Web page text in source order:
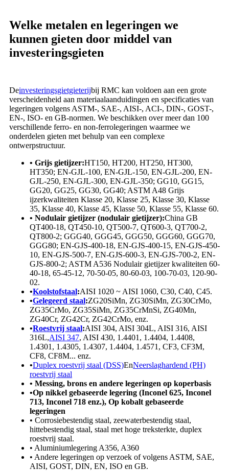
Welke metalen en legeringen we
kunnen gieten door middel van
investeringsgieten
Deinvesteringsgietgieterijbij RMC kan voldoen aan een grote
verscheidenheid aan materiaalaanduidingen en specificaties van
legeringen volgens ASTM-, SAE-, AISI-, ACI-, DIN-, GOST-,
EN-, ISO- en GB-normen. We beschikken over meer dan 100
verschillende ferro- en non-ferrolegeringen waarmee we
onderdelen gieten met behulp van een complexe
ontwerpstructuur.
• Grijs gietijzer:HT150, HT200, HT250, HT300,
HT350; EN-GJL-100, EN-GJL-150, EN-GJL-200, EN-
GJL-250, EN-GJL-300, EN-GJL-350; GG10, GG15,
GG20, GG25, GG30, GG40; ASTM A48 Grijs
ijzerkwaliteiten Klasse 20, Klasse 25, Klasse 30, Klasse
35, Klasse 40, Klasse 45, Klasse 50, Klasse 55, Klasse 60.
• Nodulair gietijzer (nodulair gietijzer):China GB
QT400-18, QT450-10, QT500-7, QT600-3, QT700-2,
QT800-2; GGG40, GGG45, GGG50, GGG60, GGG70,
GGG80; EN-GJS-400-18, EN-GJS-400-15, EN-GJS-450-
10, EN-GJS-500-7, EN-GJS-600-3, EN-GJS-700-2, EN-
GJS-800-2; ASTM A536 Nodulair gietijzer kwaliteiten 60-
40-18, 65-45-12, 70-50-05, 80-60-03, 100-70-03, 120-90-
02.
•Koolstofstaal:AISI 1020 ~ AISI 1060, C30, C40, C45.
•Gelegeerd staal:ZG20SiMn, ZG30SiMn, ZG30CrMo,
ZG35CrMo, ZG35SiMn, ZG35CrMnSi, ZG40Mn,
ZG40Cr, ZG42Cr, ZG42CrMo, enz.
•Roestvrij staal:AISI 304, AISI 304L, AISI 316, AISI
316L,AISI 347, AISI 430, 1.4401, 1.4404, 1.4408,
1.4301, 1.4305, 1.4307, 1.4404, 1.4571, CF3, CF3M,
CF8, CF8M... enz.
•Duplex roestvrij staal (DSS)EnNeerslaghardend (PH)
roestvrij staal
• Messing, brons en andere legeringen op koperbasis
•Op nikkel gebaseerde legering (Inconel 625, Inconel
713, Inconel 718 enz.), Op kobalt gebaseerde
legeringen
• Corrosiebestendig staal, zeewaterbestendig staal,
hittebestendig staal, staal met hoge treksterkte, duplex
roestvrij staal.
• Aluminiumlegering A356, A360
• Andere legeringen op verzoek of volgens ASTM, SAE,
AISI, GOST, DIN, EN, ISO en GB.